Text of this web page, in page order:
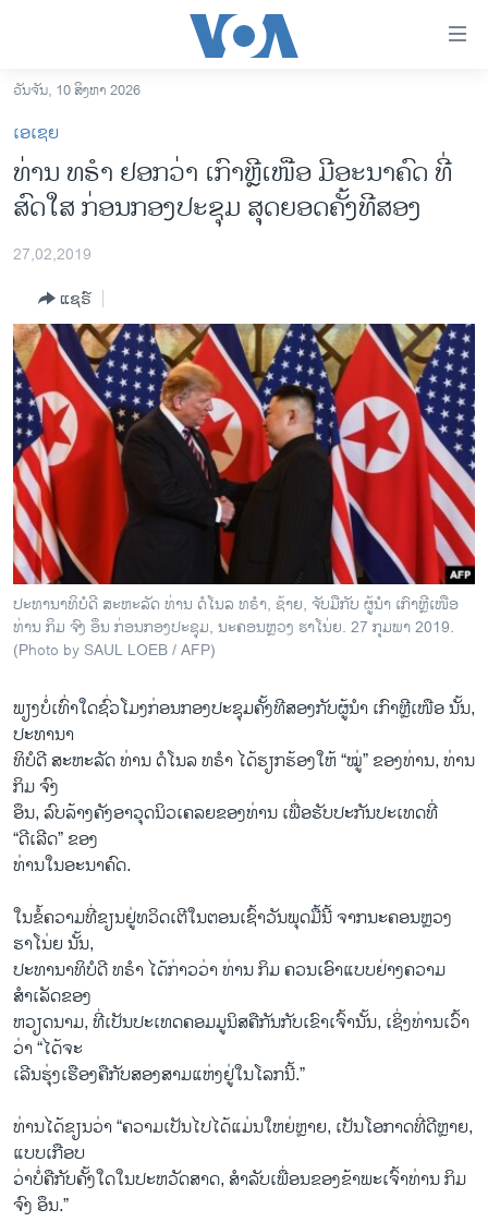
ເຂົ້າ
ຫາ
ຂ້າມ
ຂ້າມ
ຂ້າມ
ຫາ
ລາວ
ອາເມຣິກາ
ການເລືອກຕັ້ງ ປະທານາທີບໍດີ ສະຫະລັດ 2024
ຂ່າວ​ຈີນ
ໂລກ
ເອເຊຍ
ອິດສະຫຼະພາບດ້ານການຂ່າວ
ຊີວິດຊາວລາວ
ຊຸມຊົນຊາວລາວ
ວິທະຍາສາດ-ເທັກໂນໂລຈີ
ທຸລະກິດ
ພາສາອັງກິດ
ວີດີໂອ
ສຽງ
ລາຍການກະຈາຍສຽງ
ລາຍງານ
ຕິດຕາມພວກເຮົາ ທີ່
ພາສາຕ່າງໆ
ວັນຈັນ, 10 ສິງຫາ 2026
ເອເຊຍ
ທ່ານ ທ​ຣຳ ຢອກວ່າ ເກົາ​ຫຼີ​ເໜືອ ມີ​ອະ​ນາ​ຄົດ​ ທີ່​
ສົດ​ໃສ ກ່ອນກອງ​ປະ​ຊຸມ ​ສຸດຍອດ​ຄັ້ງ​ທີ​ສອງ
27,02,2019
ແຊຣ໌
ປະ​ທາ​ນາ​ທິ​ບໍ​ດີ ສະ​ຫະ​ລັດ ທ່ານ ດໍ​ໂນ​ລ ທ​ຣຳ, ຊ້າຍ, ຈັບ​ມື​ກັບ ຜູ້​ນຳ ເກົາຫຼີ​ເໜືອ
ທ່ານ ກິມ ຈົງ ອຶນ ກ່ອນກອງ​ປະ​ຊຸມ, ນະ​ຄອນຫຼວງ ຮາ​ໂນ່ຍ. 27 ກຸມ​ພາ 2019.
(Photo by SAUL LOEB / AFP)
ພຽງ​ບໍ່​ເທົ່າ​ໃດ​ຊົ່ວ​ໂມງ​ກ່ອນກອງ​ປະ​ຊຸມ​ຄັ້ງ​ທີ​ສອງ​ກັບ​ຜູ້​ນຳ ເກົາຫຼີ​ເໜືອ ນັ້ນ,
ປະ​ທາ​ນາ
ທິບໍດີ ສະຫະລັດ ທ່ານ ດໍໂນລ ທຣຳ ໄດ້ຮຽກຮ້ອງໃຫ້ “ໝູ່” ຂອງທ່ານ, ທ່ານ
ກິມ ຈົງ
ອຶນ, ລົບລ້າງຄັງອາວຸດນິວເຄລຍຂອງທ່ານ ເພື່ອຮັບປະກັນປະເທດທີ່
“ດີເລີດ” ຂອງ
ທ່ານໃນອະນາຄົດ.
ໃນ​ຂໍ້​ຄວາມ​ທີ່​ຂຽນ​ຢູ່​ທວິດ​ເຕີ​ໃນ​ຕອນ​ເຊົ້າ​ວັນ​ພຸດມື້ນີ້ ຈາກ​ນະ​ຄອນຫຼວງ
ຮາ​ໂນ່ຍ ນັ້ນ,
ປະທານາທິບໍດີ ທຣຳ ໄດ້ກ່າວວ່າ ທ່ານ ກິມ ຄວນເອົາແບບຢ່າງຄວາມ
ສຳເລັດຂອງ
ຫວຽດນາມ, ທີ່ເປັນປະເທດຄອມມູນິສຄືກັນກັບເຂົາເຈົ້ານັ້ນ, ເຊິ່ງທ່ານເວົ້າ
ວ່າ “ໄດ້ຈະ
ເລີນຮຸ່ງເຮືອງຄືກັບສອງສາມແຫ່ງຢູ່ໃນໂລກນີ້.”
ທ່ານ​ໄດ້​ຂຽນ​ວ່າ “ຄວາມ​ເປັນ​ໄປໄດ້ແມ່ນ​ໃຫຍ່ຫຼາຍ, ເປັນ​ໂອ​ກາດ​ທີ່​ດີຫຼາຍ,
ແບບ​ເກືອບ
ວ່າບໍ່ຄືກັບຄັ້ງໃດໃນປະຫວັດສາດ, ສຳລັບເພື່ອນຂອງຂ້າພະເຈົ້າທ່ານ ກິມ
ຈົງ ອຶນ.”